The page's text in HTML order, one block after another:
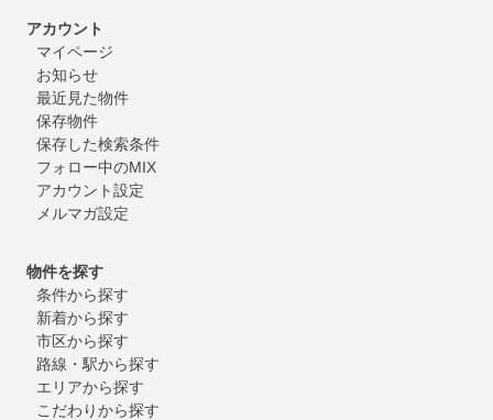
アカウント
マイページ
お知らせ
最近見た物件
保存物件
保存した検索条件
フォロー中のMIX
アカウント設定
メルマガ設定
物件を探す
条件から探す
新着から探す
市区から探す
路線・駅から探す
エリアから探す
こだわりから探す